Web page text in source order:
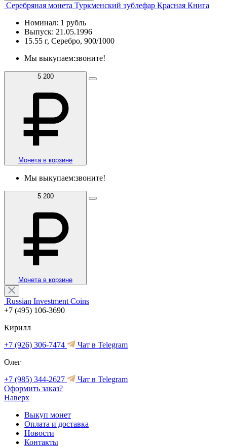
Серебряная монета Туркменский эублефар Красная Книга
Номинал: 1 рубль
Выпуск: 21.05.1996
15.55 г, Серебро, 900/1000
Мы выкупаем:звоните!
5 200
Монета в корзине
Мы выкупаем:звоните!
5 200
Монета в корзине
Russian Investment Coins
+7 (495) 106-3690
Кирилл
+7 (926) 306-7474
Чат в Telegram
Олег
+7 (985) 344-2627
Чат в Telegram
Оформить заказ?
Наверх
Выкуп монет
Оплата и доставка
Новости
Контакты